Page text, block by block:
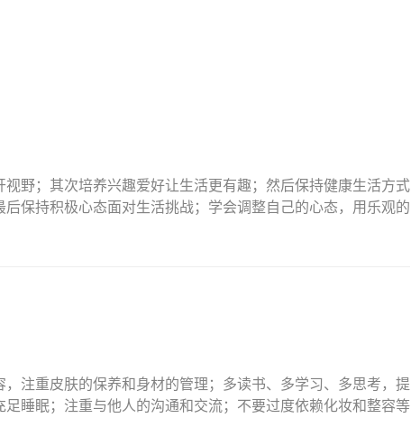
野；其次培养兴趣爱好让生活更有趣；然后保持健康生活方式
保持积极心态面对生活挑战；学会调整自己的心态，用乐观的
注重皮肤的保养和身材的管理；多读书、多学习、多思考，提
睡眠；注重与他人的沟通和交流；不要过度依赖化妆和整容等